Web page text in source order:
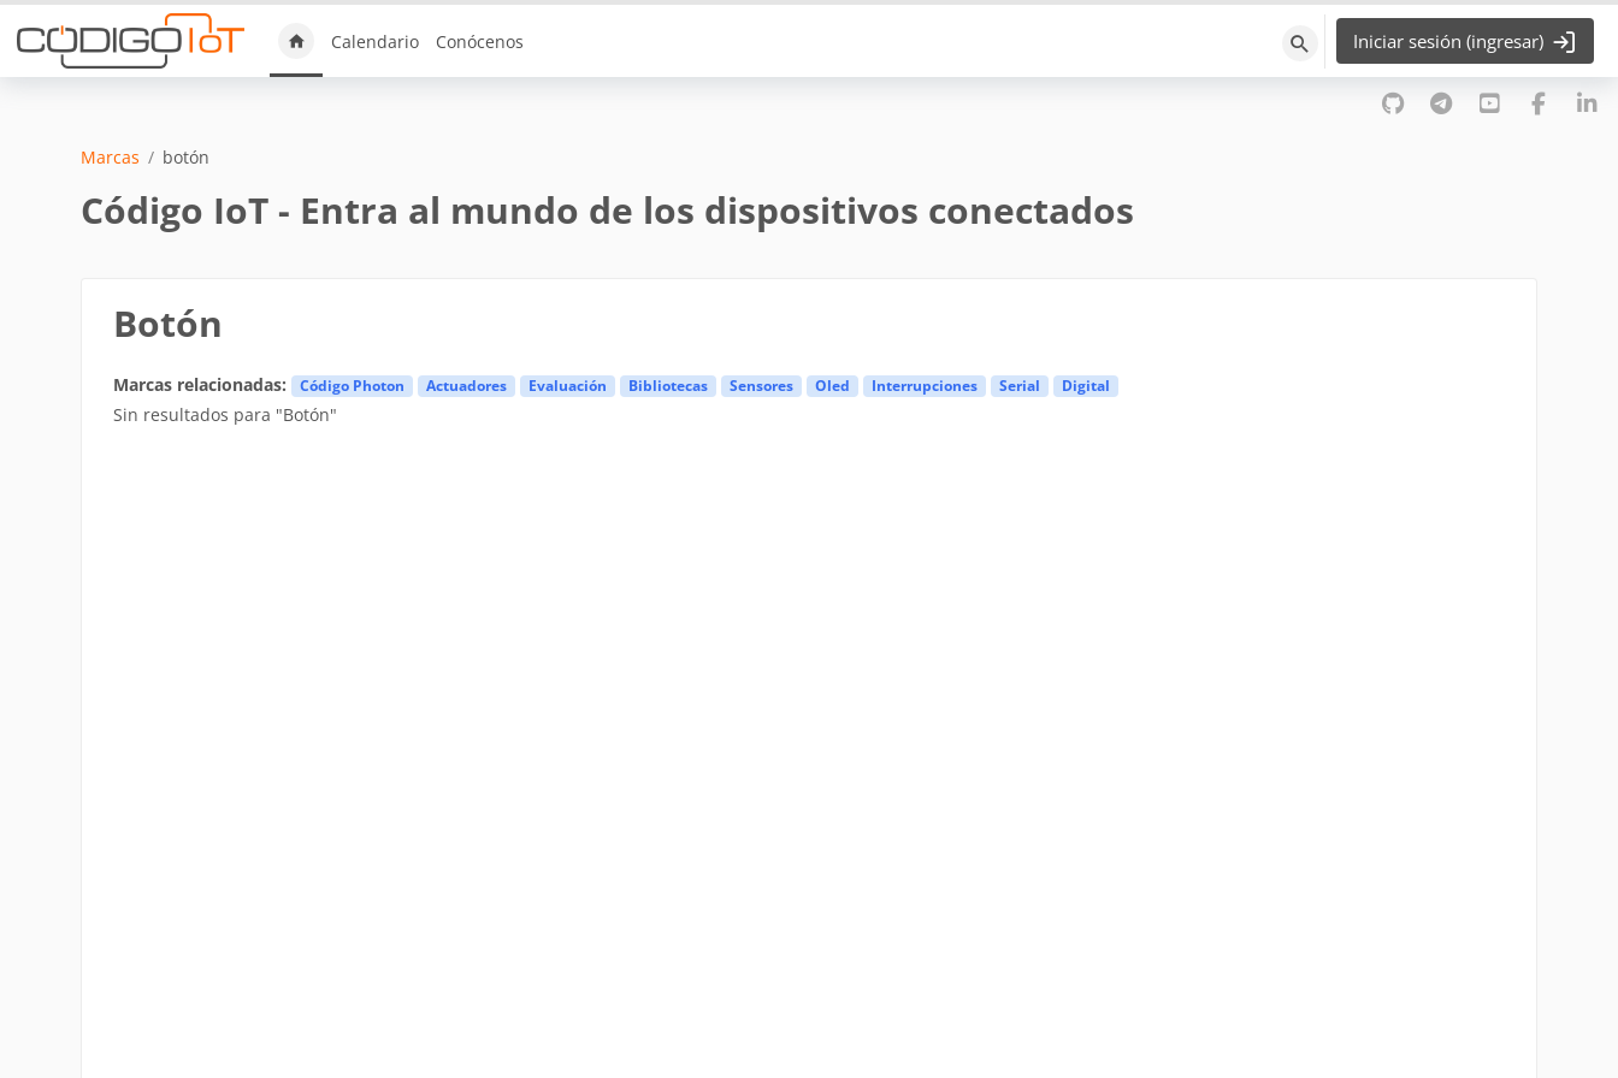
Saltar al contenido principal
Calendario
Conócenos BúsquedaIniciar sesión (ingresar)
Marcas botón
Código IoT - Entra al mundo de los dispositivos conectados
Botón
Marcas relacionadas: Código Photon Actuadores Evaluación Bibliotecas Sensores Oled Interrupciones Serial Digital
Sin resultados para "Botón"